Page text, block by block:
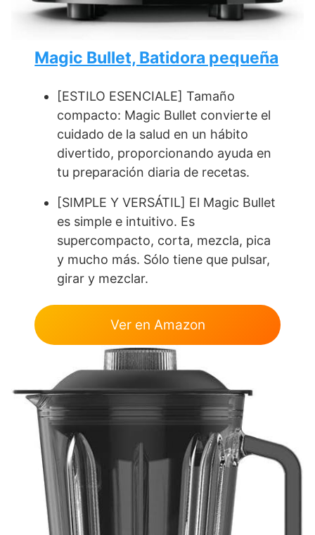
Magic Bullet, Batidora pequeña
[ESTILO ESENCIALE] Tamaño
compacto: Magic Bullet convierte el
cuidado de la salud en un hábito
divertido, proporcionando ayuda en
tu preparación diaria de recetas.
[SIMPLE Y VERSÁTIL] El Magic Bullet
es simple e intuitivo. Es
supercompacto, corta, mezcla, pica
y mucho más. Sólo tiene que pulsar,
girar y mezclar.
Ver en Amazon